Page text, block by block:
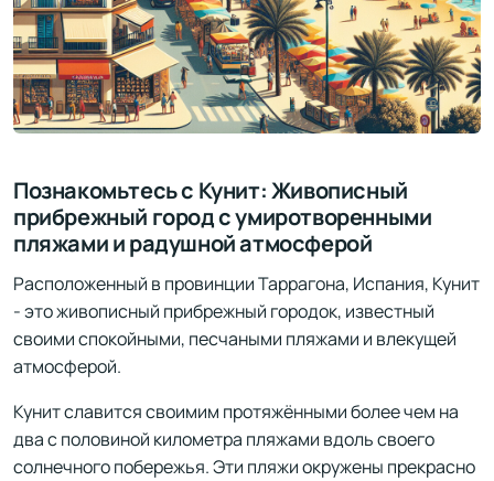
Познакомьтесь с Кунит: Живописный
прибрежный город с умиротворенными
пляжами и радушной атмосферой
Расположенный в провинции Таррагона, Испания, Кунит
- это живописный прибрежный городок, известный
своими спокойными, песчаными пляжами и влекущей
атмосферой.
Кунит славится своимим протяжёнными более чем на
два с половиной километра пляжами вдоль своего
солнечного побережья. Эти пляжи окружены прекрасно